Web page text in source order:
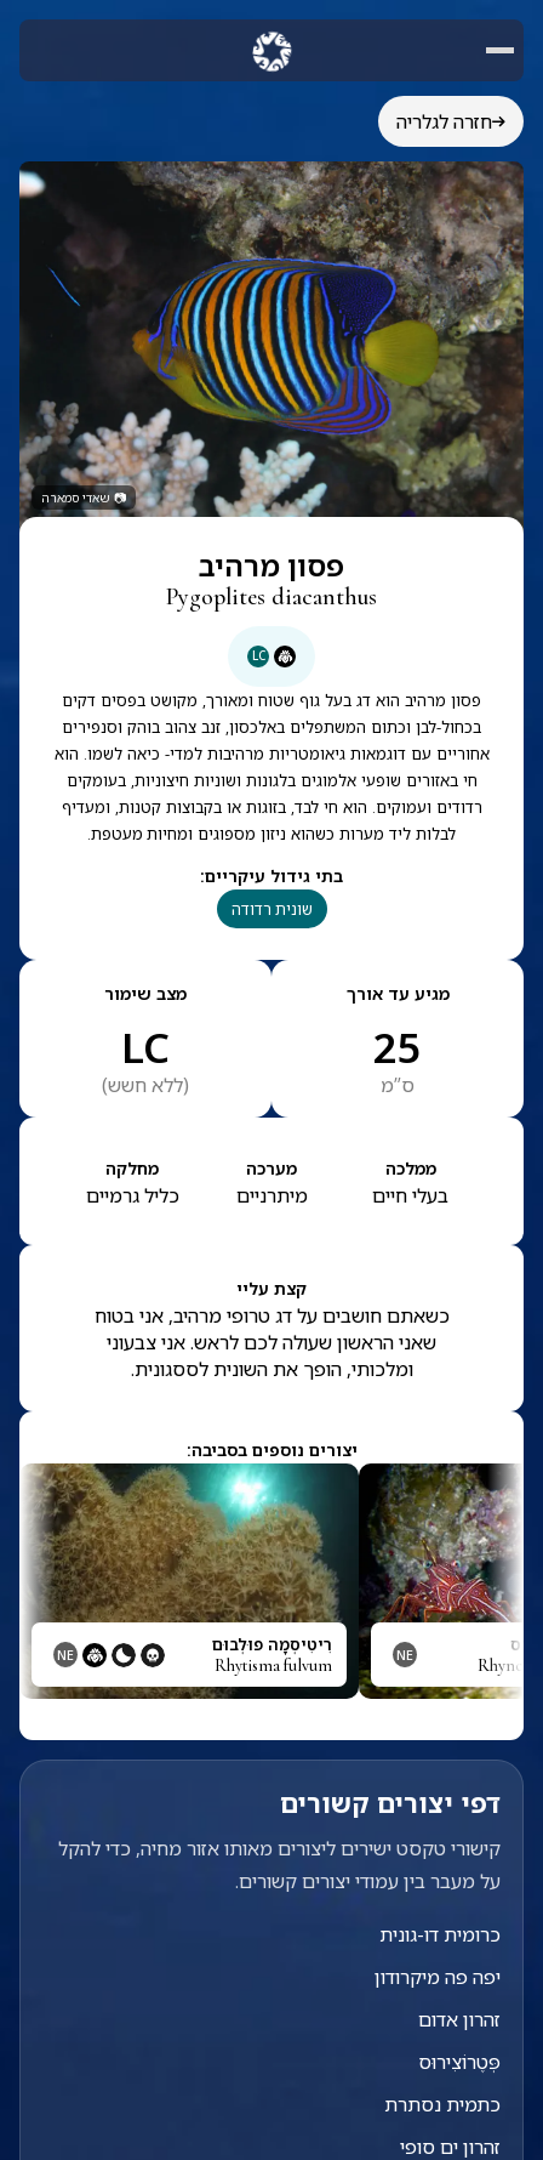
חזרה לגלריה
📷 שאדי סמארה
פסון מרהיב
Pygoplites diacanthus
LC
פסון מרהיב הוא דג בעל גוף שטוח ומאורך, מקושט בפסים דקים
בכחול-לבן וכתום המשתפלים באלכסון, זנב צהוב בוהק וסנפירים
אחוריים עם דוגמאות גיאומטריות מרהיבות למדי- כיאה לשמו. הוא
חי באזורים שופעי אלמוגים בלגונות ושוניות חיצוניות, בעומקים
רדודים ועמוקים. הוא חי לבד, בזוגות או בקבוצות קטנות, ומעדיף
לבלות ליד מערות כשהוא ניזון מספוגים ומחיות מעטפת.
בתי גידול עיקריים:
שונית רדודה
מגיע עד אורך
25
ס”מ
מצב שימור
LC
(ללא חשש)
ממלכה
בעלי חיים
מערכה
מיתרניים
מחלקה
כליל גרמיים
קצת עליי
כשאתם חושבים על דג טרופי מרהיב, אני בטוח
שאני הראשון שעולה לכם לראש. אני צבעוני
ומלכותי, הופך את השונית לססגונית.
יצורים נוספים בסביבה:
NE רִיטִיסְמָה פוּלְבוּם
Rhytisma fulvum
NE
דפי יצורים קשורים
קישורי טקסט ישירים ליצורים מאותו אזור מחיה, כדי להקל
על מעבר בין עמודי יצורים קשורים.
כרומית דו-גונית
יפה פה מיקרודון
זהרון אדום
פְּטֶרוֹצִירוּס
כתמית נסתרת
זהרון ים סופי